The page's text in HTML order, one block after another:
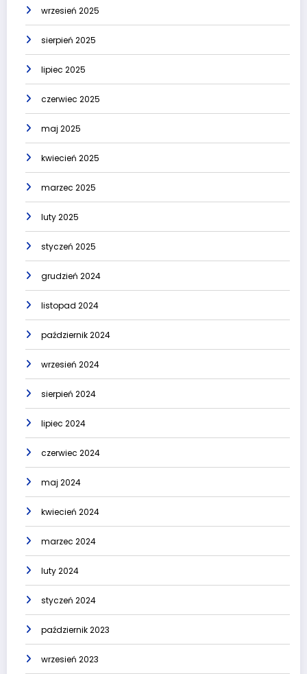
wrzesień 2025
sierpień 2025
lipiec 2025
czerwiec 2025
maj 2025
kwiecień 2025
marzec 2025
luty 2025
styczeń 2025
grudzień 2024
listopad 2024
październik 2024
wrzesień 2024
sierpień 2024
lipiec 2024
czerwiec 2024
maj 2024
kwiecień 2024
marzec 2024
luty 2024
styczeń 2024
październik 2023
wrzesień 2023